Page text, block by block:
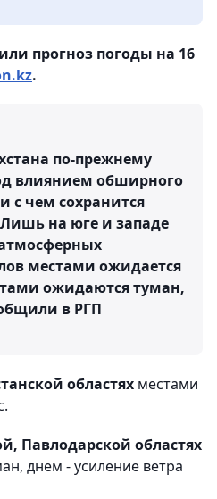
прогноз погоды на 16
.
по-прежнему
влиянием обширного
с чем сохранится
Лишь на юге и западе
местами ожидается
ожидаются туман,
в РГП
областях местами
Павлодарской областях
днем - усиление ветра